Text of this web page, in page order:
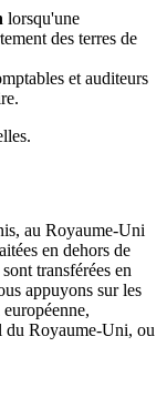
lorsqu'une
des terres de
et auditeurs
au Royaume-Uni
en dehors de
transférées en
appuyons sur les
du Royaume-Uni, ou